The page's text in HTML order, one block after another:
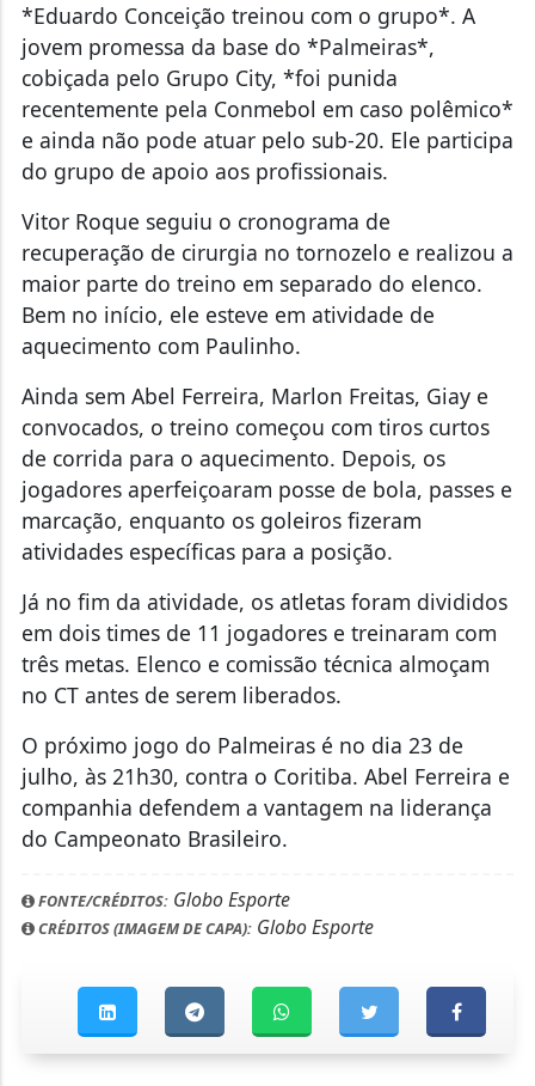
*Eduardo Conceição treinou com o grupo*. A
jovem promessa da base do *Palmeiras*,
cobiçada pelo Grupo City, *foi punida
recentemente pela Conmebol em caso polêmico*
e ainda não pode atuar pelo sub-20. Ele participa
do grupo de apoio aos profissionais.
Vitor Roque seguiu o cronograma de
recuperação de cirurgia no tornozelo e realizou a
maior parte do treino em separado do elenco.
Bem no início, ele esteve em atividade de
aquecimento com Paulinho.
Ainda sem Abel Ferreira, Marlon Freitas, Giay e
convocados, o treino começou com tiros curtos
de corrida para o aquecimento. Depois, os
jogadores aperfeiçoaram posse de bola, passes e
marcação, enquanto os goleiros fizeram
atividades específicas para a posição.
Já no fim da atividade, os atletas foram divididos
em dois times de 11 jogadores e treinaram com
três metas. Elenco e comissão técnica almoçam
no CT antes de serem liberados.
O próximo jogo do Palmeiras é no dia 23 de
julho, às 21h30, contra o Coritiba. Abel Ferreira e
companhia defendem a vantagem na liderança
do Campeonato Brasileiro.
FONTE/CRÉDITOS:Globo Esporte
CRÉDITOS (IMAGEM DE CAPA):Globo Esporte